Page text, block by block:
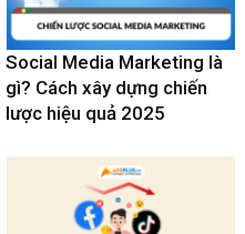
Social Media Marketing là
gì? Cách xây dựng chiến
lược hiệu quả 2025